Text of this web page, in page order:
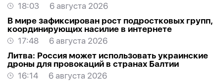
18:03
6 августа 2026
В мире зафиксирован рост подростковых групп,
координирующих насилие в интернете
17:48
6 августа 2026
Литва: Россия может использовать украинские
дроны для провокаций в странах Балтии
16:14
6 августа 2026